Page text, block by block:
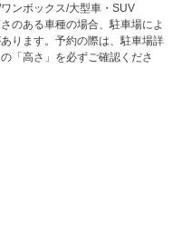
ンボックス/大型車・SUV
のある車種の場合、駐車場によ
ります。予約の際は、駐車場詳
「高さ」を必ずご確認くださ